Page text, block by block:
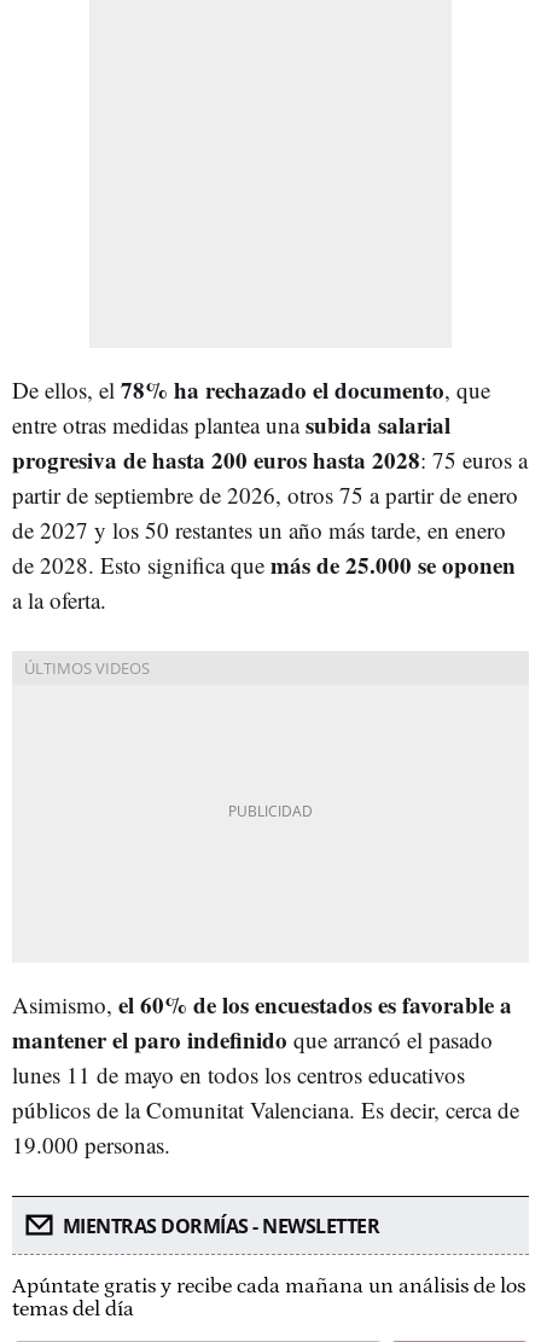
De ellos, el 78% ha rechazado el documento, que
entre otras medidas plantea unasubida salarial
progresiva de hasta 200 euros hasta 2028: 75 euros a
partir de septiembre de 2026, otros 75 a partir de enero
de 2027 y los 50 restantes un año más tarde, en enero
de 2028. Esto significa que más de 25.000 se oponen
a la oferta.
Asimismo, el 60% de los encuestados es favorable a
mantener el paro indefinido que arrancó el pasado
lunes 11 de mayo en todos los centros educativos
públicos de la Comunitat Valenciana. Es decir, cerca de
19.000 personas.
MIENTRAS DORMÍAS - NEWSLETTER
Apúntate gratis y recibe cada mañana un análisis de los
temas del día